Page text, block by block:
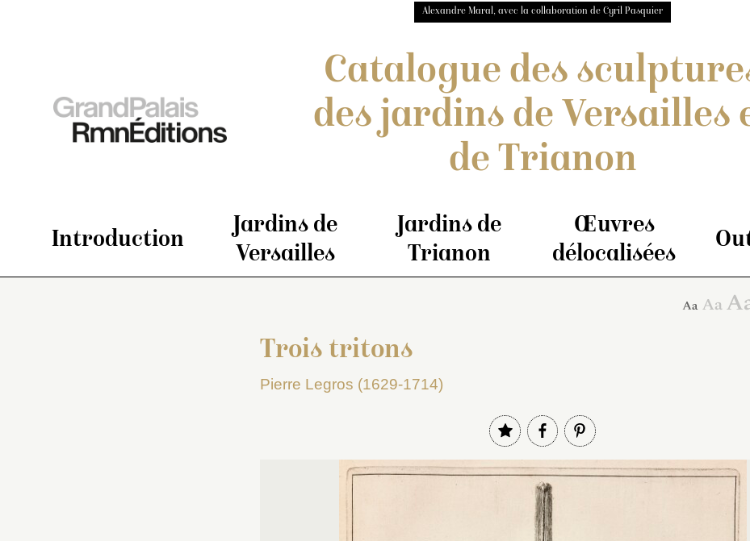
Alexandre Maral, avec la collaboration de Cyril Pasquier
Catalogue des
des jardins de Versailles
de Trianon
Introduction
Jardins de
Versailles
Jardins de
Trianon
Œuvres
délocalisées
Trois tritons
Pierre Legros (1629-1714)